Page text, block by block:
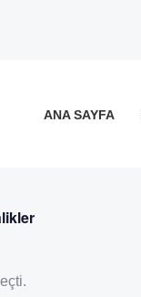
ANA SAYFA